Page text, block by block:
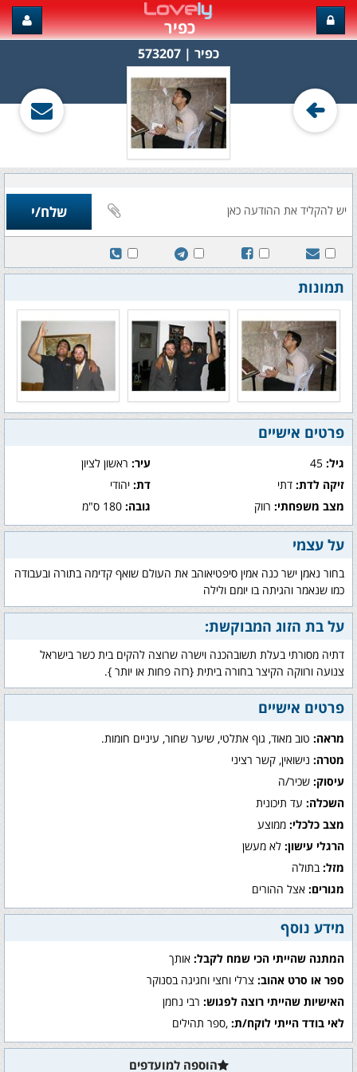
כפיר
כפיר‏ | 573207
תמונות
פרטים אישיים
גיל: עיר:ראשון לציון
זיקה לדת: דתי דת:יהודי
מצב משפחתי: רווק גובה:180 ס"מ
על עצמי
בחור נאמן ישר כנה אמין סיפטיאוהב את העולם שואף קדימה בתורה ובעבודה
כמו שנאמר והגיתה בו יומם ולילה
על בת הזוג המבוקשת:
דתיה מסורתי בעלת תשובהכנה וישרה שרוצה להקים בית כשר בישראל
צנועה ורווקה הקיצר בחורה ביתית {רזה פחות או יותר }.
פרטים אישיים
מראה: טוב מאוד, גוף אתלטי, שיער שחור, עיניים חומות.
מטרה: נישואין, קשר רציני
עיסוק: שכיר/ה
השכלה: עד תיכונית
מצב כלכלי: ממוצע
הרגלי עישון: לא מעשן
מזל: בתולה
מגורים: אצל ההורים
מידע נוסף
המתנה שהייתי הכי שמח לקבל: אותך
ספר או סרט אהוב: צרלי וחצי וחגיגה בסנוקר
האישיות שהייתי רוצה לפגוש: רבי נחמן
לאי בודד הייתי לוקח/ת: ,ספר תהילים
הוספה למועדפים